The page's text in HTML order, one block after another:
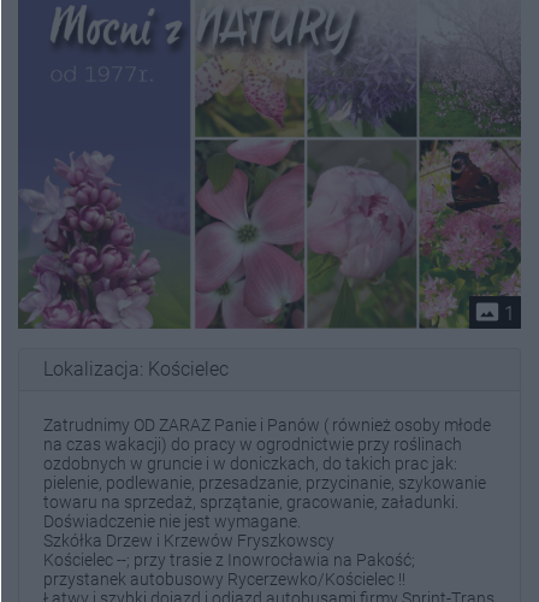
photo_size_select_actual 1
Lokalizacja: Kościelec
Zatrudnimy OD ZARAZ Panie i Panów ( również osoby młode
na czas wakacji) do pracy w ogrodnictwie przy roślinach
ozdobnych w gruncie i w doniczkach, do takich prac jak:
pielenie, podlewanie, przesadzanie, przycinanie, szykowanie
towaru na sprzedaż, sprzątanie, gracowanie, załadunki.
Doświadczenie nie jest wymagane.
Szkółka Drzew i Krzewów Fryszkowscy
Kościelec --; przy trasie z Inowrocławia na Pakość;
przystanek autobusowy Rycerzewko/Kościelec !!
Łatwy i szybki dojazd i odjazd autobusami firmy Sprint-Trans